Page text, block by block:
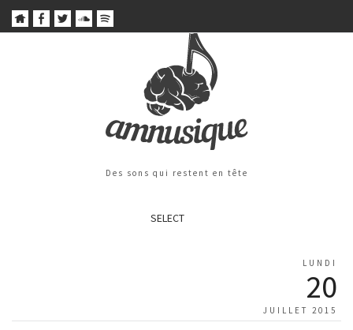
Des sons qui restent en tête
SELECT
LUNDI
20
JUILLET 2015